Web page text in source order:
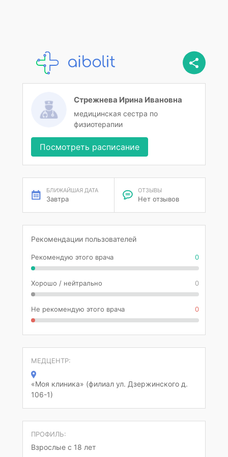
Стрежнева Ирина Ивановна
медицинская сестра по
физиотерапии
Посмотреть расписание
БЛИЖАЙШАЯ ДАТА
Завтра
ОТЗЫВЫ
Нет отзывов
Рекомендации пользователей
Рекомендую этого врача 0
Хорошо / нейтрально 0
Не рекомендую этого врача 0
МЕДЦЕНТР:
«Моя клиника» (филиал ул. Дзержинского д.
106-1)
ПРОФИЛЬ:
Взрослые с 18 лет